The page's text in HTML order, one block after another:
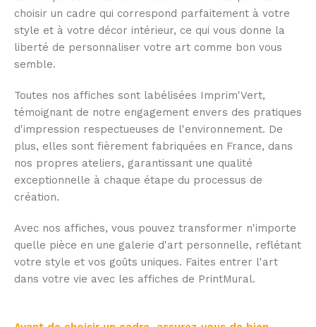
choisir un cadre qui correspond parfaitement à votre
style et à votre décor intérieur, ce qui vous donne la
liberté de personnaliser votre art comme bon vous
semble.
Toutes nos affiches sont labélisées Imprim'Vert,
témoignant de notre engagement envers des pratiques
d'impression respectueuses de l'environnement. De
plus, elles sont fièrement fabriquées en France, dans
nos propres ateliers, garantissant une qualité
exceptionnelle à chaque étape du processus de
création.
Avec nos affiches, vous pouvez transformer n'importe
quelle pièce en une galerie d'art personnelle, reflétant
votre style et vos goûts uniques. Faites entrer l'art
dans votre vie avec les affiches de PrintMural.